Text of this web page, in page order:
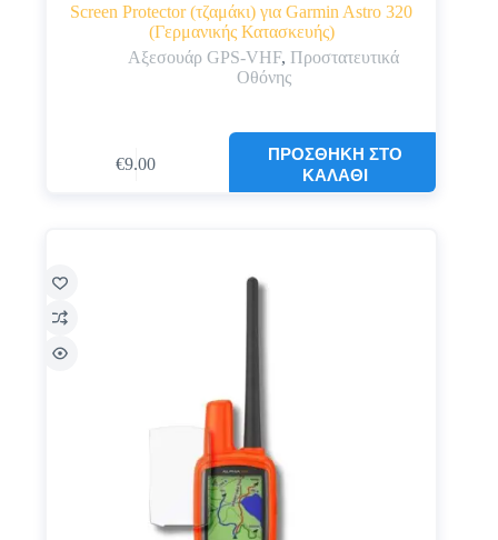
Screen Protector (τζαμάκι) για Garmin Astro 320
(Γερμανικής Κατασκευής)
Αξεσουάρ GPS-VHF, Προστατευτικά
Οθόνης
€9.00
ΠΡΟΣΘΉΚΗ ΣΤΟ
ΚΑΛΆΘΙ